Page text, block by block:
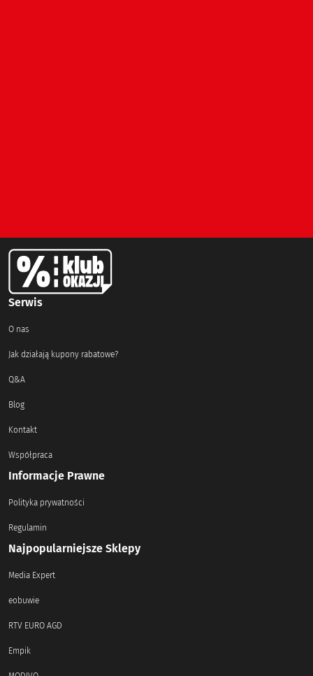
Serwis
O nas
Jak działają kupony rabatowe?
Q&A
Blog
Kontakt
Współpraca
Informacje Prawne
Polityka prywatności
Regulamin
Najpopularniejsze Sklepy
Media Expert
eobuwie
RTV EURO AGD
Empik